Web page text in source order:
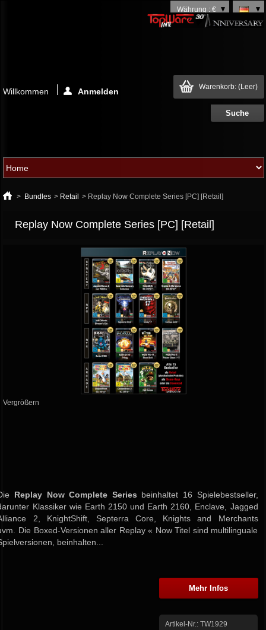
Währung : €
Warenkorb: (Leer)
Willkommen Anmelden
> Bundles > Retail > Replay Now Complete Series [PC] [Retail]
Replay Now Complete Series [PC] [Retail]
Vergrößern
Replay Now Complete Series beinhaltet 16 Spielebestseller,
Klassiker wie Earth 2150 und Earth 2160, Enclave, Jagged
2, KnightShift, Septerra Core, Knights and Merchants
Die Boxed-Versionen aller Replay « Now Titel sind multilinguale
beinhalten...
Mehr Infos
Artikel-Nr.: TW1929